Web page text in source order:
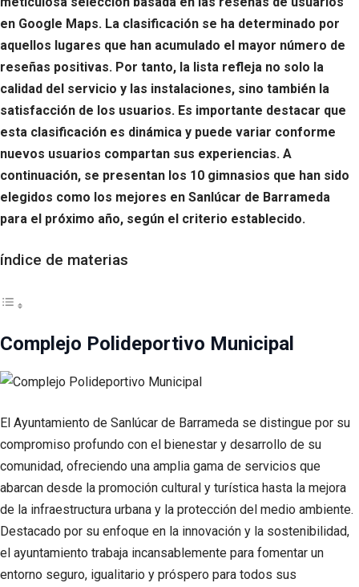
en Google Maps. La clasificación se ha determinado por
aquellos lugares que han acumulado el mayor número de
reseñas positivas. Por tanto, la lista refleja no solo la
calidad del servicio y las instalaciones, sino también la
satisfacción de los usuarios. Es importante destacar que
esta clasificación es dinámica y puede variar conforme
nuevos usuarios compartan sus experiencias. A
continuación, se presentan los 10 gimnasios que han sido
elegidos como los mejores en Sanlúcar de Barrameda
para el próximo año, según el criterio establecido.
índice de materias
Complejo Polideportivo Municipal
El Ayuntamiento de Sanlúcar de Barrameda se distingue por su
compromiso profundo con el bienestar y desarrollo de su
comunidad, ofreciendo una amplia gama de servicios que
abarcan desde la promoción cultural y turística hasta la mejora
de la infraestructura urbana y la protección del medio ambiente.
Destacado por su enfoque en la innovación y la sostenibilidad,
el ayuntamiento trabaja incansablemente para fomentar un
entorno seguro, igualitario y próspero para todos sus